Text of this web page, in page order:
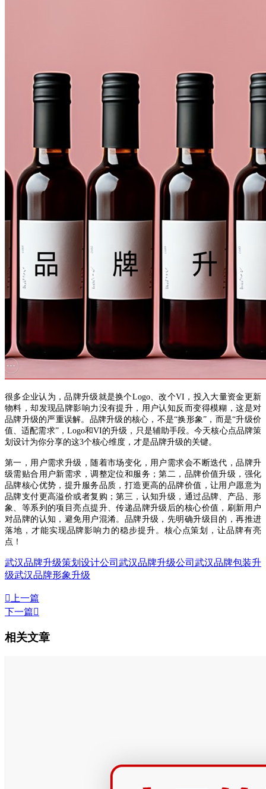
很多企业认为，品牌升级就是换个Logo、改个VI，投入大量资金更新
物料，却发现品牌影响力没有提升，用户认知反而变得模糊，这是对
品牌升级的严重误解。品牌升级的核心，不是“换形象”，而是“升级价
值、适配需求”，Logo和VI的升级，只是辅助手段。今天核心点品牌策
划设计为你分享的这3个核心维度，才是品牌升级的关键。
第一，用户需求升级，随着市场变化，用户需求会不断迭代，品牌升
级需贴合用户新需求，调整定位和服务；第二，品牌价值升级，强化
品牌核心优势，提升服务品质，打造更高的品牌价值，让用户愿意为
品牌支付更高溢价或者复购；第三，认知升级，通过品牌、产品、形
象、等系列的项目亮点提升、传递品牌升级后的核心价值，刷新用户
对品牌的认知，避免用户混淆。品牌升级，先明确升级目的，再推进
落地，才能实现品牌影响力的稳步提升。核心点策划，让品牌有亮
点！
武汉品牌升级策划设计公司 武汉品牌升级公司 武汉品牌包装升
级武汉品牌形象升级
 上一篇
下一篇
相关文章